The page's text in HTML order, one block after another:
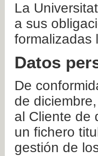
La
a sus
formalizadas
Datos
De
de
al Cliente de
un fichero
gestión de